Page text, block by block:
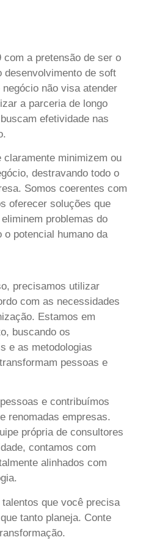
com a pretensão de ser o
desenvolvimento de soft
não visa atender
a parceria de longo
efetividade nas
minimizem ou
destravando todo o
Somos coerentes com
oferecer soluções que
problemas do
o potencial humano da
precisamos utilizar
com as necessidades
Estamos em
buscando os
e as metodologias
pessoas e
e contribuímos
renomadas empresas.
própria de consultores
contamos com
alinhados com
que você precisa
tanto planeja. Conte